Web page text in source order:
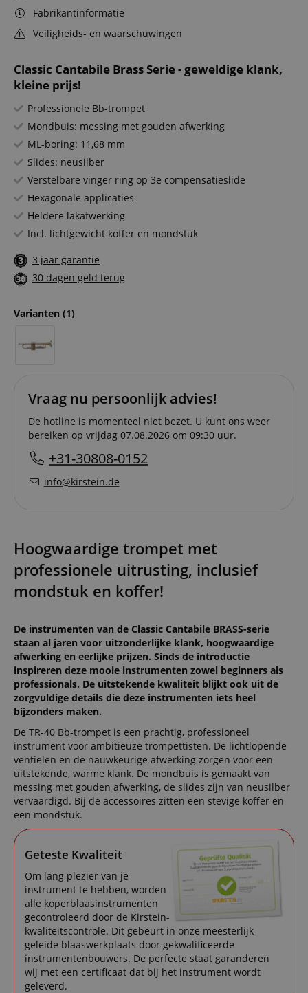
Classic Cantabile Brass Serie - geweldige klank,
kleine prijs!
Professionele Bb-trompet
Mondbuis: messing met gouden afwerking
ML-boring: 11,68 mm
Slides: neusilber
Verstelbare vinger ring op 3e compensatieslide
Hexagonale applicaties
Heldere lakafwerking
Incl. lichtgewicht koffer en mondstuk
3 jaar garantie
30 dagen geld terug
Varianten (1)
Fabrikantinformatie
Veiligheids- en waarschuwingen
Vraag nu persoonlijk advies!
De hotline is momenteel niet bezet. U kunt ons weer
bereiken op vrijdag 07.08.2026 om 09:30 uur.
+31-30808-0152
info@kirstein.de
Hoogwaardige trompet met
professionele uitrusting, inclusief
mondstuk en koffer!
De instrumenten van de Classic Cantabile BRASS-serie
staan al jaren voor uitzonderlijke klank, hoogwaardige
afwerking en eerlijke prijzen. Sinds de introductie
inspireren deze mooie instrumenten zowel beginners als
professionals. De uitstekende kwaliteit blijkt ook uit de
zorgvuldige details die deze instrumenten iets heel
bijzonders maken.
De TR-40 Bb-trompet is een prachtig, professioneel
instrument voor ambitieuze trompettisten. De lichtlopende
ventielen en de nauwkeurige afwerking zorgen voor een
uitstekende, warme klank. De mondbuis is gemaakt van
messing met gouden afwerking, de slides zijn van neusilber
vervaardigd. Bij de accessoires zitten een stevige koffer en
een mondstuk.
Geteste Kwaliteit
Om lang plezier van je
instrument te hebben, worden
alle koperblaasinstrumenten
gecontroleerd door de Kirstein-
kwaliteitscontrole. Dit gebeurt in onze meesterlijk
geleide blaaswerkplaats door gekwalificeerde
instrumentenbouwers. De perfecte staat garanderen
wij met een certificaat dat bij het instrument wordt
geleverd.